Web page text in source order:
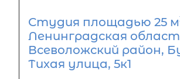
Студия площадью 25 м
Ленинградская
Всеволожский район,
Тихая улица, 5к1